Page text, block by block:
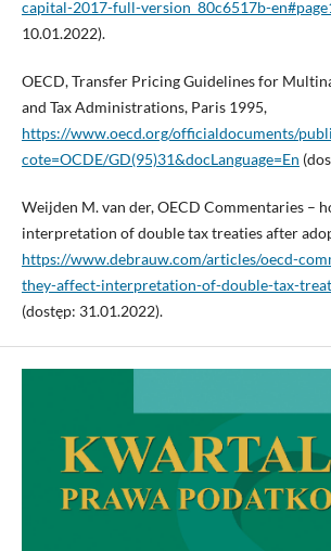
capital-2017-full-version_80c6517b-
10.01.2022).
OECD, Transfer Pricing Guidelines for
and Tax Administrations, Paris 1995,
https://www.oecd.org/officialdocuments/
cote=OCDE/GD(95)31&docLanguage=En
Weijden M. van der, OECD Commentaries –
interpretation of double tax treaties after
https://www.debrauw.com/articles/oecd-
they-affect-interpretation-of-double-tax-
(dostęp: 31.01.2022).